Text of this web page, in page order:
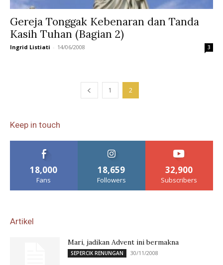
Gereja Tonggak Kebenaran dan Tanda
Kasih Tuhan (Bagian 2)
Ingrid Listiati - 14/06/2008 3
1 2
Keep in touch
18,000
Fans
18,659
Followers
32,900
Subscribers
Artikel
Mari, jadikan Advent ini bermakna
SEPERCIK RENUNGAN 30/11/2008